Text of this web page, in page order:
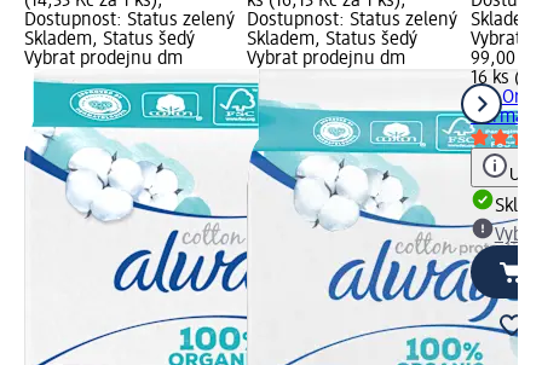
Dostupnost: Status zelený
Skladem, Status šedý
Vybrat prodejnu dm
Dostupnost: Status zelený
Skladem, Status šedý
Vybrat prodejnu dm
Vybrat
99,00 Kč
16 ks
o.b.
Normal,